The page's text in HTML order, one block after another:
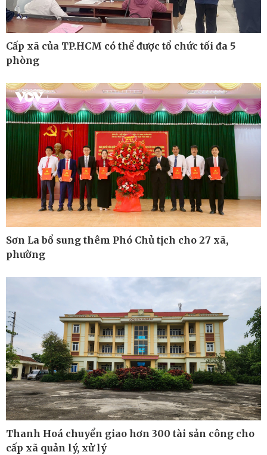
Thế giới
Quan sát
Cuộc sống đó đây
Hồ sơ
Multimedia
Ảnh
Video
Cấp xã của TP.HCM có thể được tổ chức tối đa 5
phòng
Sơn La bổ sung thêm Phó Chủ tịch cho 27 xã,
phường
Thanh Hoá chuyển giao hơn 300 tài sản công cho
cấp xã quản lý, xử lý